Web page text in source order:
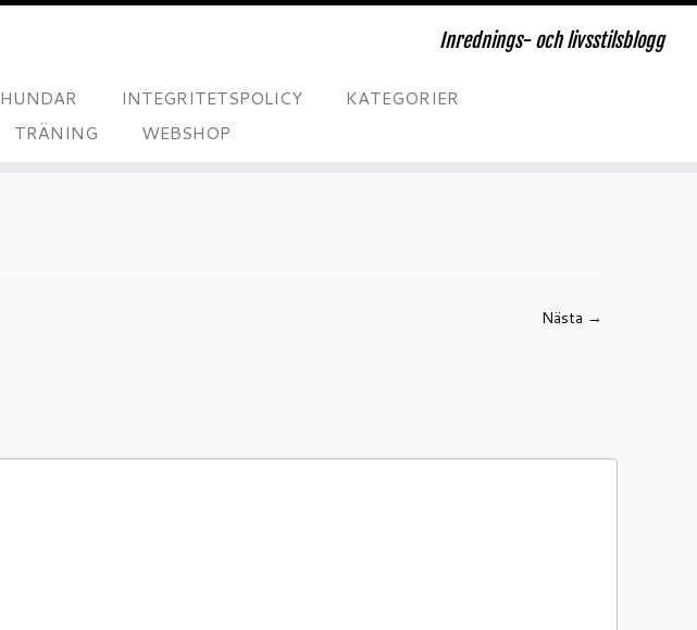
Inrednings- och livsstilsblogg
HUNDAR INTEGRITETSPOLICY
KATEGORIER
TRÄNING WEBSHOP
Nästa →